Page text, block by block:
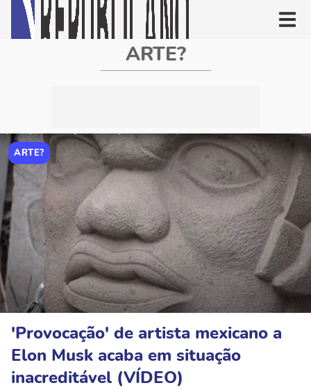
ARTE?
ARTE?
'Provocação' de artista mexicano a
Elon Musk acaba em situação
inacreditável (VÍDEO)